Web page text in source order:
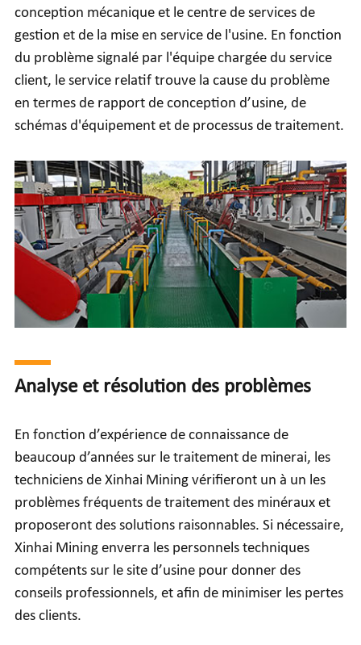
conception mécanique et le centre de services de
gestion et de la mise en service de l'usine. En fonction
du problème signalé par l'équipe chargée du service
client, le service relatif trouve la cause du problème
en termes de rapport de conception d’usine, de
schémas d'équipement et de processus de traitement.
Analyse et résolution des problèmes
En fonction d’expérience de connaissance de
beaucoup d’années sur le traitement de minerai, les
techniciens de Xinhai Mining vérifieront un à un les
problèmes fréquents de traitement des minéraux et
proposeront des solutions raisonnables. Si nécessaire,
Xinhai Mining enverra les personnels techniques
compétents sur le site d’usine pour donner des
conseils professionnels, et afin de minimiser les pertes
des clients.